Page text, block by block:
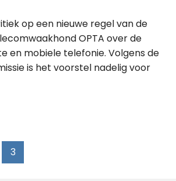
op een nieuwe regel van de
OPTA over de
en mobiele telefonie. Volgens de
is het voorstel nadelig voor
3